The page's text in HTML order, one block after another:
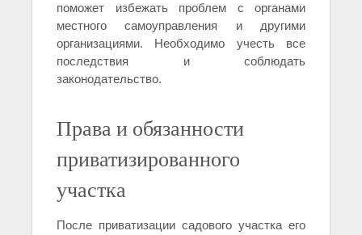
поможет избежать проблем с органами
местного самоуправления и другими
организациями. Необходимо учесть все
последствия и соблюдать
законодательство.
Права и обязанности
приватизированного
участка
После приватизации садового участка его